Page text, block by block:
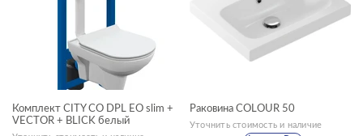
Комплект CITY CO DPL EO slim +
VECTOR + BLICK белый
Раковина COLOUR 50
Уточнить стоимость и наличие